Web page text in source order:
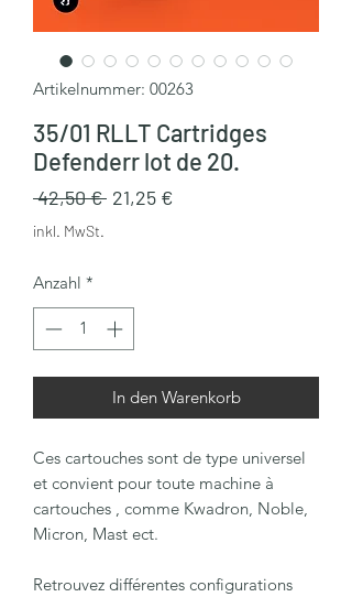
Artikelnummer: 00263
35/01 RLLT Cartridges
Defenderr lot de 20.
42,50 € Standardpreis
21,25 €Sale-
inkl. MwSt.
Anzahl *
In den Warenkorb
Ces cartouches sont de type universel
et convient pour toute machine à
cartouches , comme Kwadron, Noble,
Micron, Mast ect.
Retrouvez différentes configurations